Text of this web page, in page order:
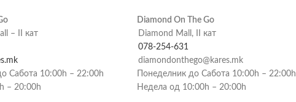
– II кат
Сабота 10:00h – 22:00h
– 20:00h
Diamond On The Go
Diamond Mall, II кат
078-254-631
diamondonthego@kares.mk
Понеделник до Сабота 10:00h – 22:00h
Недела од 10:00h – 20:00h